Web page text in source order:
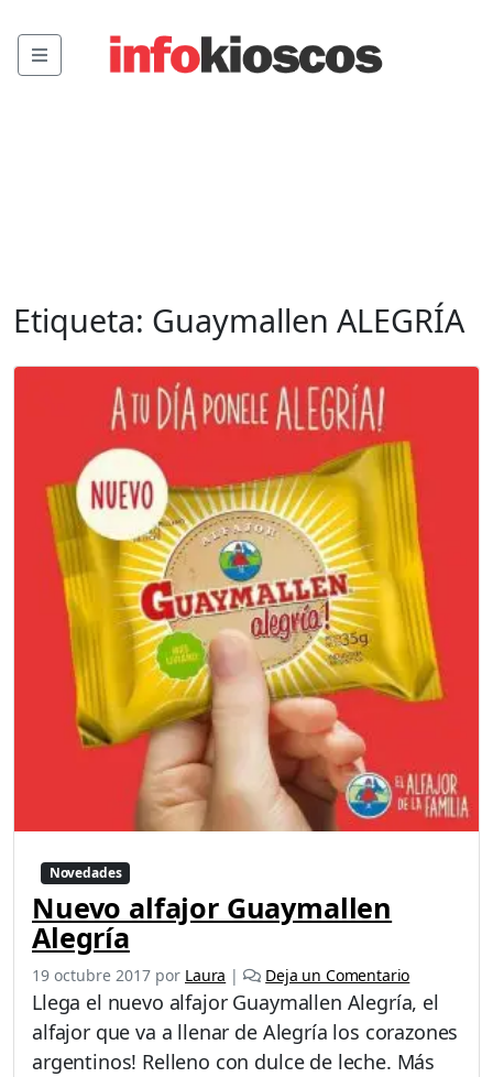
Menu
Etiqueta: Guaymallen ALEGRÍA
Novedades
Nuevo alfajor Guaymallen
Alegría
19 octubre 2017 por Laura | Deja un Comentario
Llega el nuevo alfajor Guaymallen Alegría, el
alfajor que va a llenar de Alegría los corazones
argentinos! Relleno con dulce de leche. Más